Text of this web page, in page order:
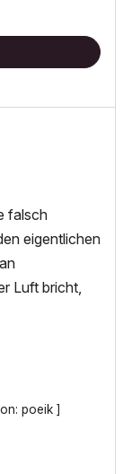
falsch
eigentlichen
Luft bricht,
poeik ]